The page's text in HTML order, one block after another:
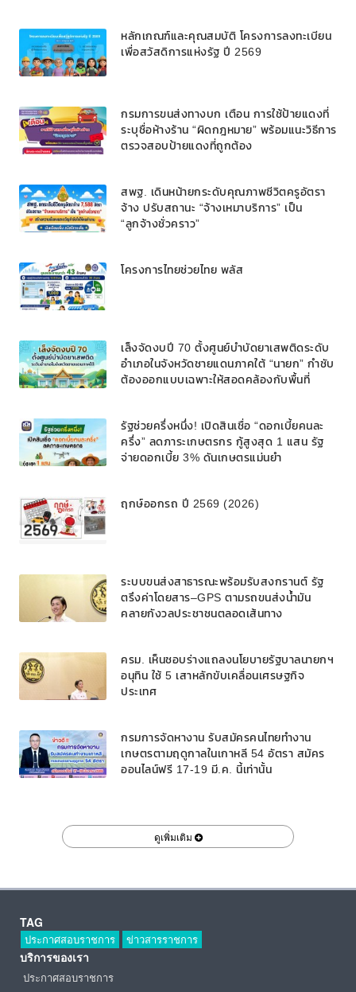
หลักเกณฑ์และคุณสมบัติ โครงการลงทะเบียน
เพื่อสวัสดิการแห่งรัฐ ปี 2569
กรมการขนส่งทางบก เตือน การใช้ป้ายแดงที่
ระบุชื่อห้างร้าน “ผิดกฎหมาย” พร้อมแนะวิธีการ
ตรวจสอบป้ายแดงที่ถูกต้อง
สพฐ. เดินหน้ายกระดับคุณภาพชีวิตครูอัตรา
จ้าง ปรับสถานะ “จ้างเหมาบริการ” เป็น
“ลูกจ้างชั่วคราว”
โครงการไทยช่วยไทย พลัส
เล็งจัดงบปี 70 ตั้งศูนย์บำบัดยาเสพติดระดับ
อำเภอในจังหวัดชายแดนภาคใต้ “นายก” กำชับ
ต้องออกแบบเฉพาะให้สอดคล้องกับพื้นที่
รัฐช่วยครึ่งหนึ่ง! เปิดสินเชื่อ “ดอกเบี้ยคนละ
ครึ่ง” ลดภาระเกษตรกร กู้สูงสุด 1 แสน รัฐ
จ่ายดอกเบี้ย 3% ดันเกษตรแม่นยำ
ฤกษ์ออกรถ ปี 2569 (2026)
ระบบขนส่งสาธารณะพร้อมรับสงกรานต์ รัฐ
ตรึงค่าโดยสาร–GPS ตามรถขนส่งน้ำมัน
คลายกังวลประชาชนตลอดเส้นทาง
ครม. เห็นชอบร่างแถลงนโยบายรัฐบาลนายกฯ
อนุทิน ใช้ 5 เสาหลักขับเคลื่อนเศรษฐกิจ
ประเทศ
กรมการจัดหางาน รับสมัครคนไทยทำงาน
เกษตรตามฤดูกาลในเกาหลี 54 อัตรา สมัคร
ออนไลน์ฟรี 17-19 มี.ค. นี้เท่านั้น
ดูเพิ่มเติม
TAG
ประกาศสอบราชการ ข่าวสารราชการ
บริการของเรา
ประกาศสอบราชการ